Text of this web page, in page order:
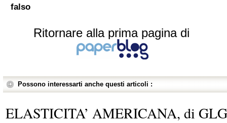
falso
Ritornare alla prima pagina di
Possono interessarti anche questi articoli :
ELASTICITA’ AMERICANA, di GLG